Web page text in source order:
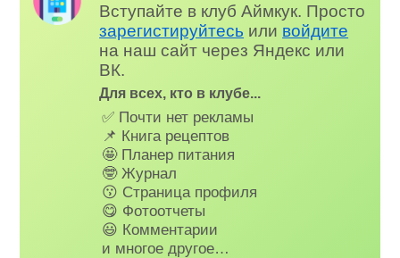
Вступайте в клуб Аймкук. Просто
зарегистируйтесь или войдите
на наш сайт через Яндекс или
ВК.
Для всех, кто в клубе...
✅ Почти нет рекламы
📌 Книга рецептов
🤩 Планер питания
🤓 Журнал
😗 Страница профиля
😋 Фотоотчеты
😃 Комментарии
и многое другое…